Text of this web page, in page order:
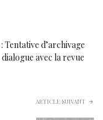
d’archivage
avec la revue
ARTICLE SUIVANT